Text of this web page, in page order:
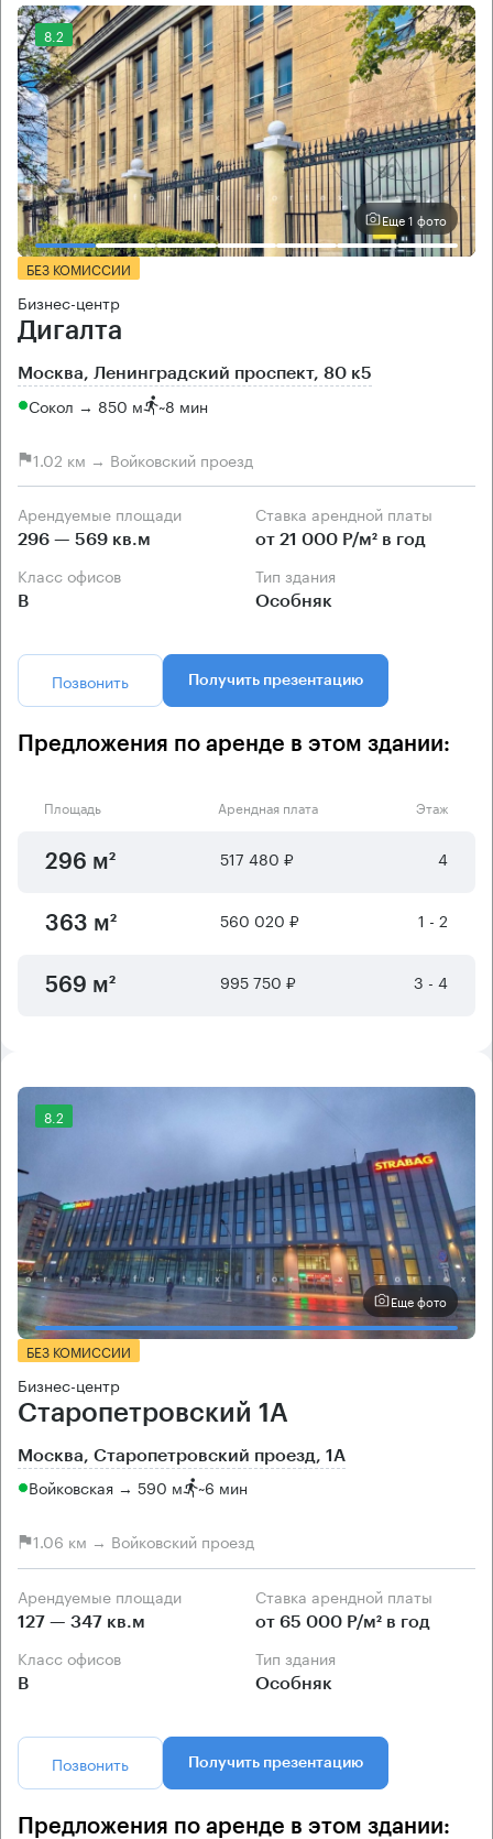
8.2
Еще 1 фото
БЕЗ КОМИССИИ
Бизнес-центр
Дигалта
Москва, Ленинградский проспект, 80 к5
Сокол → 850 м ~8 мин
1.02 км → Войковский проезд
Арендуемые площади
296 — 569 кв.м
Ставка арендной платы
от 21 000 Р/м² в год
Класс офисов
B
Тип здания
Особняк
Позвонить Получить презентацию
Предложения по аренде в этом здании:
Площадь Арендная плата Этаж
296 м² 517 480 ₽ 4
363 м² 560 020 ₽ 1 - 2
569 м² 995 750 ₽ 3 - 4
8.2
Еще фото
БЕЗ КОМИССИИ
Бизнес-центр
Старопетровский 1А
Москва, Старопетровский проезд, 1А
Войковская → 590 м ~6 мин
1.06 км → Войковский проезд
Арендуемые площади
127 — 347 кв.м
Ставка арендной платы
от 65 000 Р/м² в год
Класс офисов
B
Тип здания
Особняк
Позвонить Получить презентацию
Предложения по аренде в этом здании: